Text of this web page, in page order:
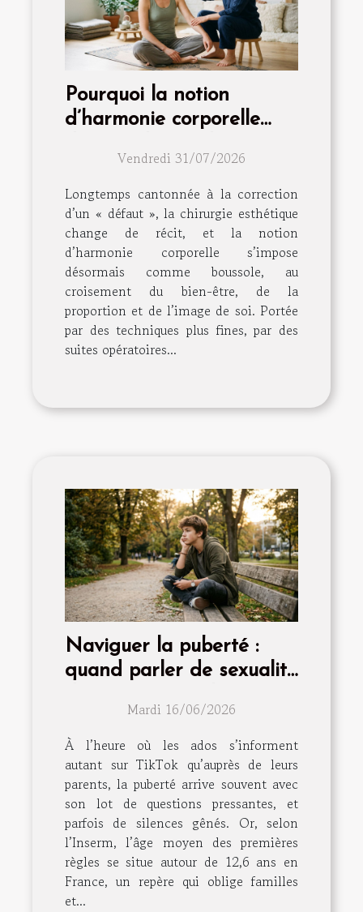
Pourquoi la notion
d’harmonie corporelle
intervention
Vendredi 31/07/2026
Longtemps cantonnée à la correction
d’un « défaut », la chirurgie esthétique
change de récit, et la notion
d’harmonie corporelle s’impose
désormais comme boussole, au
croisement du bien-être, de la
proportion et de l’image de soi. Portée
par des techniques plus fines, par des
suites opératoires...
Naviguer la puberté :
quand parler de sexualité
Mardi 16/06/2026
À l’heure où les ados s’informent
autant sur TikTok qu’auprès de leurs
parents, la puberté arrive souvent avec
son lot de questions pressantes, et
parfois de silences gênés. Or, selon
l’Inserm, l’âge moyen des premières
règles se situe autour de 12,6 ans en
France, un repère qui oblige familles
et...